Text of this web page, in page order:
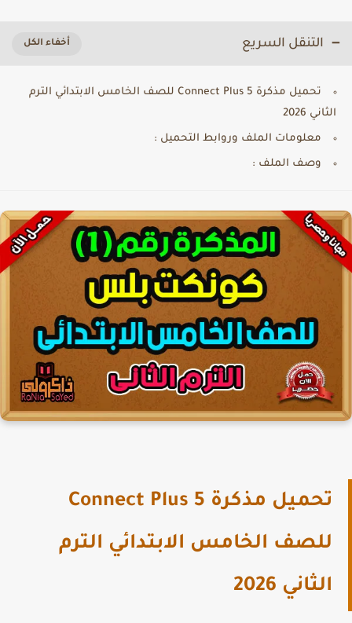
التنقل السريع
تحميل مذكرة Connect Plus 5 للصف الخامس الابتدائي الترم
الثاني 2026
معلومات الملف وروابط التحميل :
وصف الملف :
تحميل مذكرة Connect Plus 5
للصف الخامس الابتدائي الترم
الثاني 2026